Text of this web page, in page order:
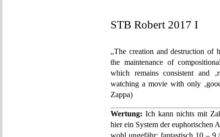
STB Robert 2017 I
„The creation and destruction of
the maintenance of
which remains consistent and
watching a movie with only
Zappa)
Wertung:Ich kann nichts mit
hier ein System der euphorischen
wohl ungefähr: fantastisch 10 –